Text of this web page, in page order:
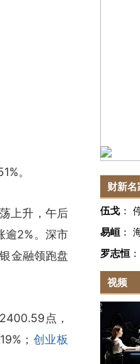
。
上升，午后
逾2%。深市
金融领跑盘
点，
； 创业板
财新名
伍戈 ：
易峘 ：
罗志恒 ：
视频